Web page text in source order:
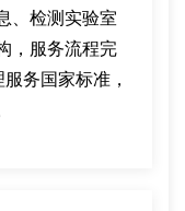
、检测实验室
，服务流程完
务国家标准，